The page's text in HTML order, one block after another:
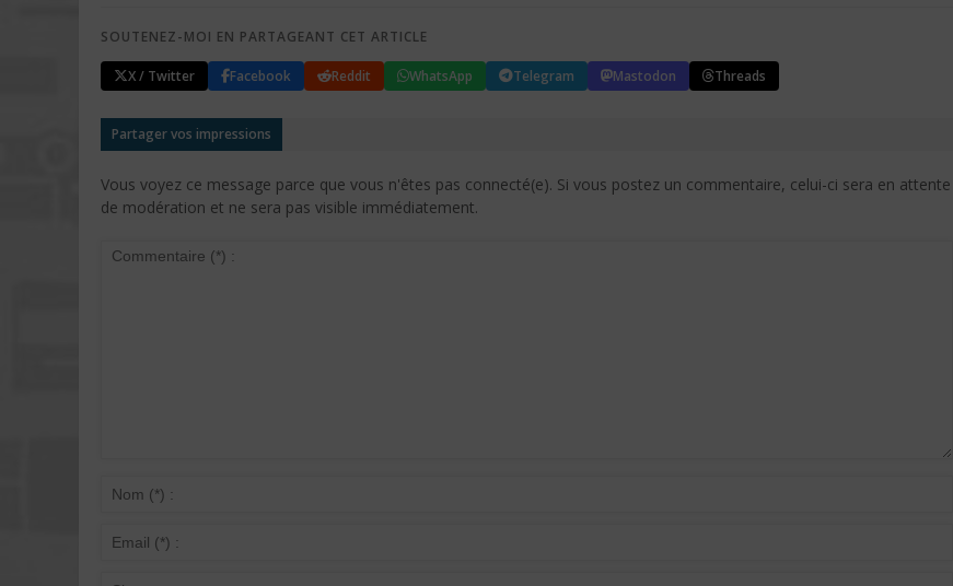
SOUTENEZ-MOI EN PARTAGEANT CET ARTICLE
X / Twitter Facebook Reddit WhatsApp Telegram Mastodon Threads
Partager vos impressions
Vous voyez ce message parce que vous n'êtes pas connecté(e). Si vous postez un commentaire, celui-ci sera en attente
de modération et ne sera pas visible immédiatement.